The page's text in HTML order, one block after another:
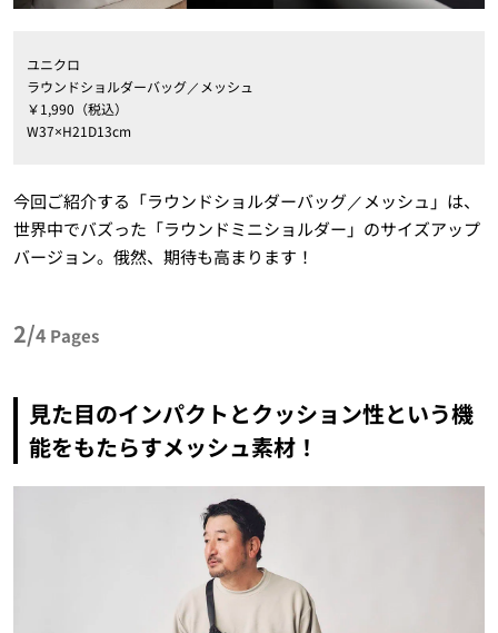
ユニクロ
ラウンドショルダーバッグ／メッシュ
￥1,990（税込）
W37×H21D13cm
今回ご紹介する「ラウンドショルダーバッグ／メッシュ」は、
世界中でバズった「ラウンドミニショルダー」のサイズアップ
バージョン。俄然、期待も高まります！
2/4 Pages
見た目のインパクトとクッション性という機
能をもたらすメッシュ素材！